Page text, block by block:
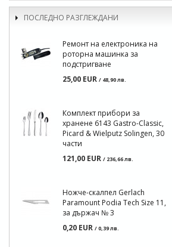
ПОСЛЕДНО РАЗГЛЕЖДАНИ
Ремонт на електроника на
роторна машинка за
подстригване
25,00 EUR / 48,90 лв.
Комплект прибори за
хранене 6143 Gastro-Classic,
Picard & Wielputz Solingen, 30
части
121,00 EUR / 236,66 лв.
Ножче-скалпел Gerlach
Paramount Podia Tech Size 11,
за държач № 3
0,20 EUR / 0,39 лв.